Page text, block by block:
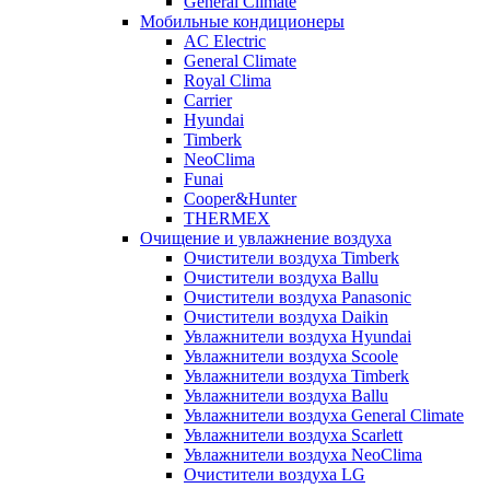
Мобильные кондиционеры
AC Electric
General Climate
Royal Clima
Carrier
Hyundai
Timberk
NeoClima
Funai
Cooper&Hunter
THERMEX
Очищение и увлажнение воздуха
Очистители воздуха Timberk
Очистители воздуха Ballu
Очистители воздуха Panasonic
Очистители воздуха Daikin
Увлажнители воздуха Hyundai
Увлажнители воздуха Scoole
Увлажнители воздуха Timberk
Увлажнители воздуха Ballu
Увлажнители воздуха General Climate
Увлажнители воздуха Scarlett
Увлажнители воздуха NeoClima
Очистители воздуха LG